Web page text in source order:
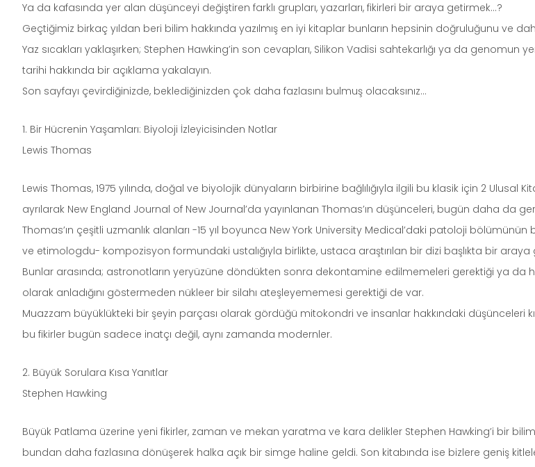
Ya da kafasında yer alan düşünceyi değiştiren farklı grupları, yazarları, fikirleri bir araya getirmek…?
Geçtiğimiz birkaç yıldan beri bilim hakkında yazılmış en iyi kitaplar bunların hepsinin doğruluğunu ve
Yaz sıcakları yaklaşırken; Stephen Hawking’in son cevapları, Silikon Vadisi sahtekarlığı ya da genomun
tarihi hakkında bir açıklama yakalayın.
Son sayfayı çevirdiğinizde, beklediğinizden çok daha fazlasını bulmuş olacaksınız…
1. Bir Hücrenin Yaşamları: Biyoloji İzleyicisinden Notlar
Lewis Thomas
Lewis Thomas, 1975 yılında, doğal ve biyolojik dünyaların birbirine bağlılığıyla ilgili bu klasik için 2 Ulusal
ayrılarak New England Journal of New Journal’da yayınlanan Thomas’ın düşünceleri, bugün daha da
Thomas’ın çeşitli uzmanlık alanları -15 yıl boyunca New York University Medical’daki patoloji bölümünün
ve etimologdu- kompozisyon formundaki ustalığıyla birlikte, ustaca araştırılan bir dizi başlıkta bir araya
Bunlar arasında; astronotların yeryüzüne döndükten sonra dekontamine edilmemeleri gerektiği ya da
olarak anladığını göstermeden nükleer bir silahı ateşleyememesi gerektiği de var.
Muazzam büyüklükteki bir şeyin parçası olarak gördüğü mitokondri ve insanlar hakkındaki düşünceleri
bu fikirler bugün sadece inatçı değil, aynı zamanda modernler.
2. Büyük Sorulara Kısa Yanıtlar
Stephen Hawking
Büyük Patlama üzerine yeni fikirler, zaman ve mekan yaratma ve kara delikler Stephen Hawking’i bir
bundan daha fazlasına dönüşerek halka açık bir simge haline geldi. Son kitabında ise bizlere geniş